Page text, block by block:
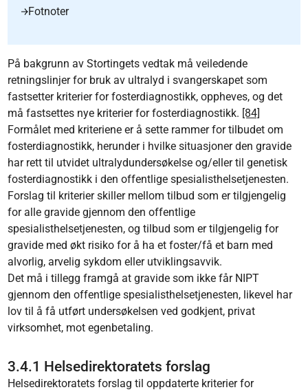
Fotnoter
På bakgrunn av Stortingets vedtak må veiledende
retningslinjer for bruk av ultralyd i svangerskapet som
fastsetter kriterier for fosterdiagnostikk, oppheves, og det
må fastsettes nye kriterier for fosterdiagnostikk. [84]
Formålet med kriteriene er å sette rammer for tilbudet om
fosterdiagnostikk, herunder i hvilke situasjoner den gravide
har rett til utvidet ultralydundersøkelse og/eller til genetisk
fosterdiagnostikk i den offentlige spesialisthelsetjenesten.
Forslag til kriterier skiller mellom tilbud som er tilgjengelig
for alle gravide gjennom den offentlige
spesialisthelsetjenesten, og tilbud som er tilgjengelig for
gravide med økt risiko for å ha et foster/få et barn med
alvorlig, arvelig sykdom eller utviklingsavvik.
Det må i tillegg framgå at gravide som ikke får NIPT
gjennom den offentlige spesialisthelsetjenesten, likevel har
lov til å få utført undersøkelsen ved godkjent, privat
virksomhet, mot egenbetaling.
3.4.1 Helsedirektoratets forslag
Helsedirektoratets forslag til oppdaterte kriterier for